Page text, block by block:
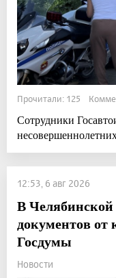
Прочитали: 125
Сотрудники
12:53, 6 авг 2026
В Челябинской
документов от
Госдумы
Новости